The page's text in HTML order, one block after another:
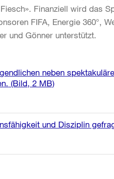
Finanziell wird das
FIFA, Energie 360°,
und Gönner unterstützt.
neben
(Bild, 2 MB)
und Disziplin